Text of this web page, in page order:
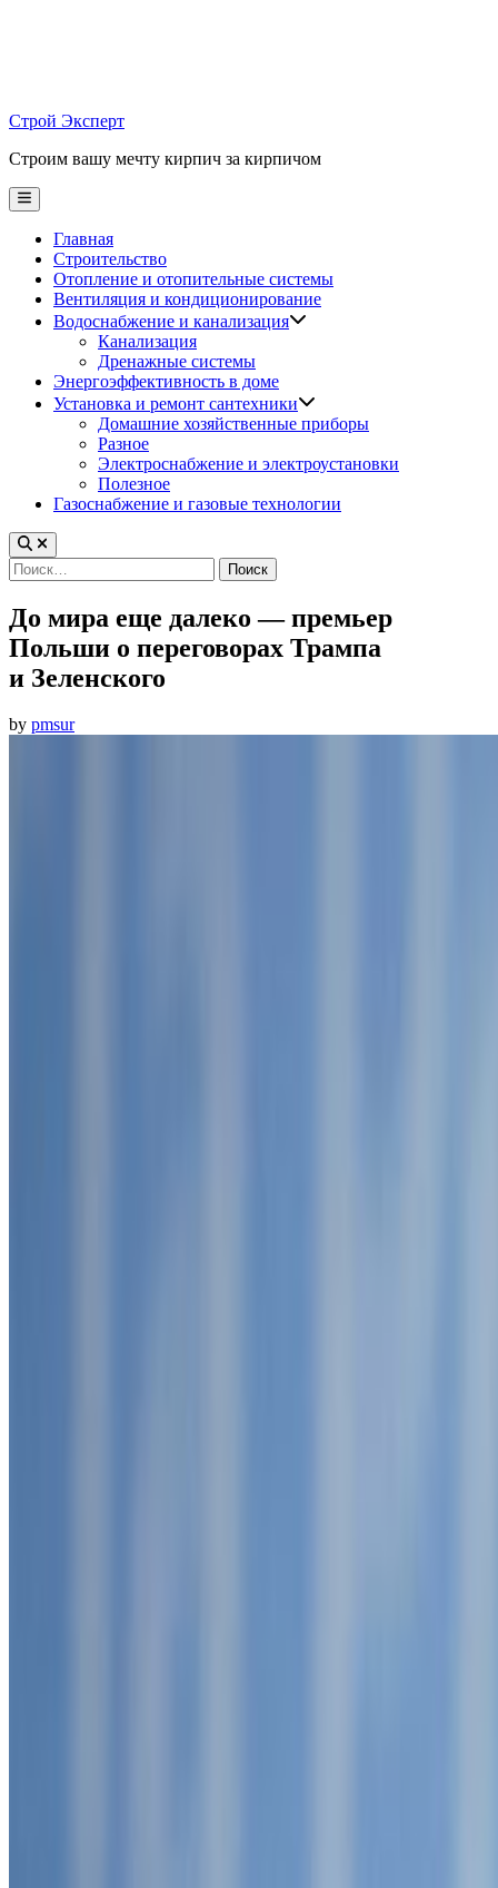
Строй Эксперт
Строим вашу мечту кирпич за кирпичом
Main
Menu
Главная
Строительство
Отопление и отопительные системы
Вентиляция и кондиционирование
Водоснабжение и канализация
Канализация
Дренажные системы
Энергоэффективность в доме
Установка и ремонт сантехники
Домашние хозяйственные приборы
Разное
Электроснабжение и электроустановки
Полезное
Газоснабжение и газовые технологии
Найти:
До мира еще далеко — премьер
Польши о переговорах Трампа
и Зеленского
by pmsur